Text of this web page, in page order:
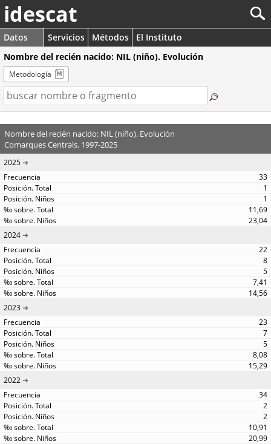
idescat
Datos Servicios Métodos
El Instituto
Nombre del recién nacido: NIL (niño). Evolución
Metodología
Nombre del recién nacido: NIL (niño). Evolución
Comarques Centrals. 1997-2025
2025
33
1
1
11,69
23,04
2024
22
8
5
7,41
14,56
2023
23
7
5
8,08
15,29
2022
34
2
2
10,91
20,99